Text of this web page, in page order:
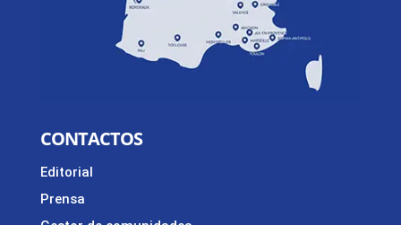
CONTACTOS
Editorial
Prensa